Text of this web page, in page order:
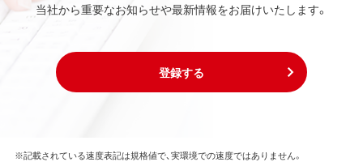
当社から重要なお知らせや最新情報をお届けいたします。
登録する
※記載されている速度表記は規格値で、実環境での速度ではありません。